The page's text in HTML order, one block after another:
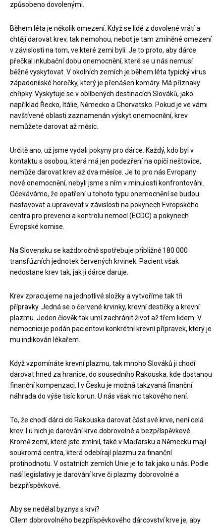
způsobeno dovolenými.
Během léta je několik omezení. Když se lidé z dovolené vrátí a
chtějí darovat krev, tak nemohou, neboť je tam zmíněné omezení
v závislosti na tom, ve které zemi byli. Je to proto, aby dárce
přečkal inkubační dobu onemocnění, které se u nás nemusí
běžně vyskytovat. V okolních zemích je během léta typický virus
západonilské horečky, který je přenášen komáry. Má příznaky
chřipky. Vyskytuje se v oblíbených destinacích Slováků, jako
například Řecko, Itálie, Německo a Chorvatsko. Pokud je ve vámi
navštívené oblasti zaznamenán výskyt onemocnění, krev
nemůžete darovat až měsíc.
Určitě ano, už jsme vydali pokyny pro dárce. Každý, kdo byl v
kontaktu s osobou, která má jen podezření na opičí neštovice,
nemůže darovat krev až dva měsíce. Je to pro nás Evropany
nové onemocnění, nebyli jsme s ním v minulosti konfrontováni.
Očekáváme, že opatření u tohoto typu onemocnění se budou
nastavovat a upravovat v závislosti na pokynech Evropského
centra pro prevenci a kontrolu nemocí (ECDC) a pokynech
Evropské komise.
Na Slovensku se každoročně spotřebuje přibližně 180 000
transfúzních jednotek červených krvinek. Pacient však
nedostane krev tak, jak ji dárce daruje.
Krev zpracujeme na jednotlivé složky a vytvoříme tak tři
přípravky. Jedná se o červené krvinky, krevní destičky a krevní
plazmu. Jeden člověk tak umí zachránit život až třem lidem. V
nemocnici je podán pacientovi konkrétní krevní přípravek, který je
mu indikován lékařem.
Když vzpomínáte krevní plazmu, tak mnoho Slováků ji chodí
darovat hned za hranice, do sousedního Rakouska, kde dostanou
finanční kompenzaci. I v Česku je možná takzvaná finanční
náhrada do výše tisíc korun. U nás však nic takového není.
To, že chodí dárci do Rakouska darovat část své krve, není celá
krev. I u nich je darování krve dobrovolné a bezpříspěvkové.
Kromě zemí, které jste zmínil, také v Maďarsku a Německu mají
soukromá centra, která odebírají plazmu za finanční
protihodnotu. V ostatních zemích Unie je to tak jako u nás. Podle
naší legislativy je darování krve či plazmy dobrovolné a
bezpříspěvkové.
Aby se nedělal byznys s krví?
Cílem dobrovolného bezpříspěvkového dárcovství krve je, aby